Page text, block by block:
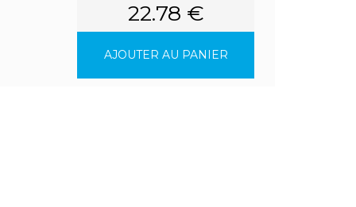
22.78 €
AJOUTER AU PANIER